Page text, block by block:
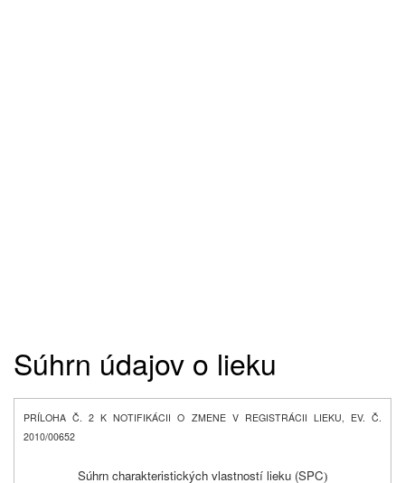
Súhrn údajov o lieku
PRÍLOHA Č. 2 K NOTIFIKÁCII O ZMENE V REGISTRÁCII LIEKU, EV. Č.
2010/00652
Súhrn charakteristických vlastností lieku (SPC)